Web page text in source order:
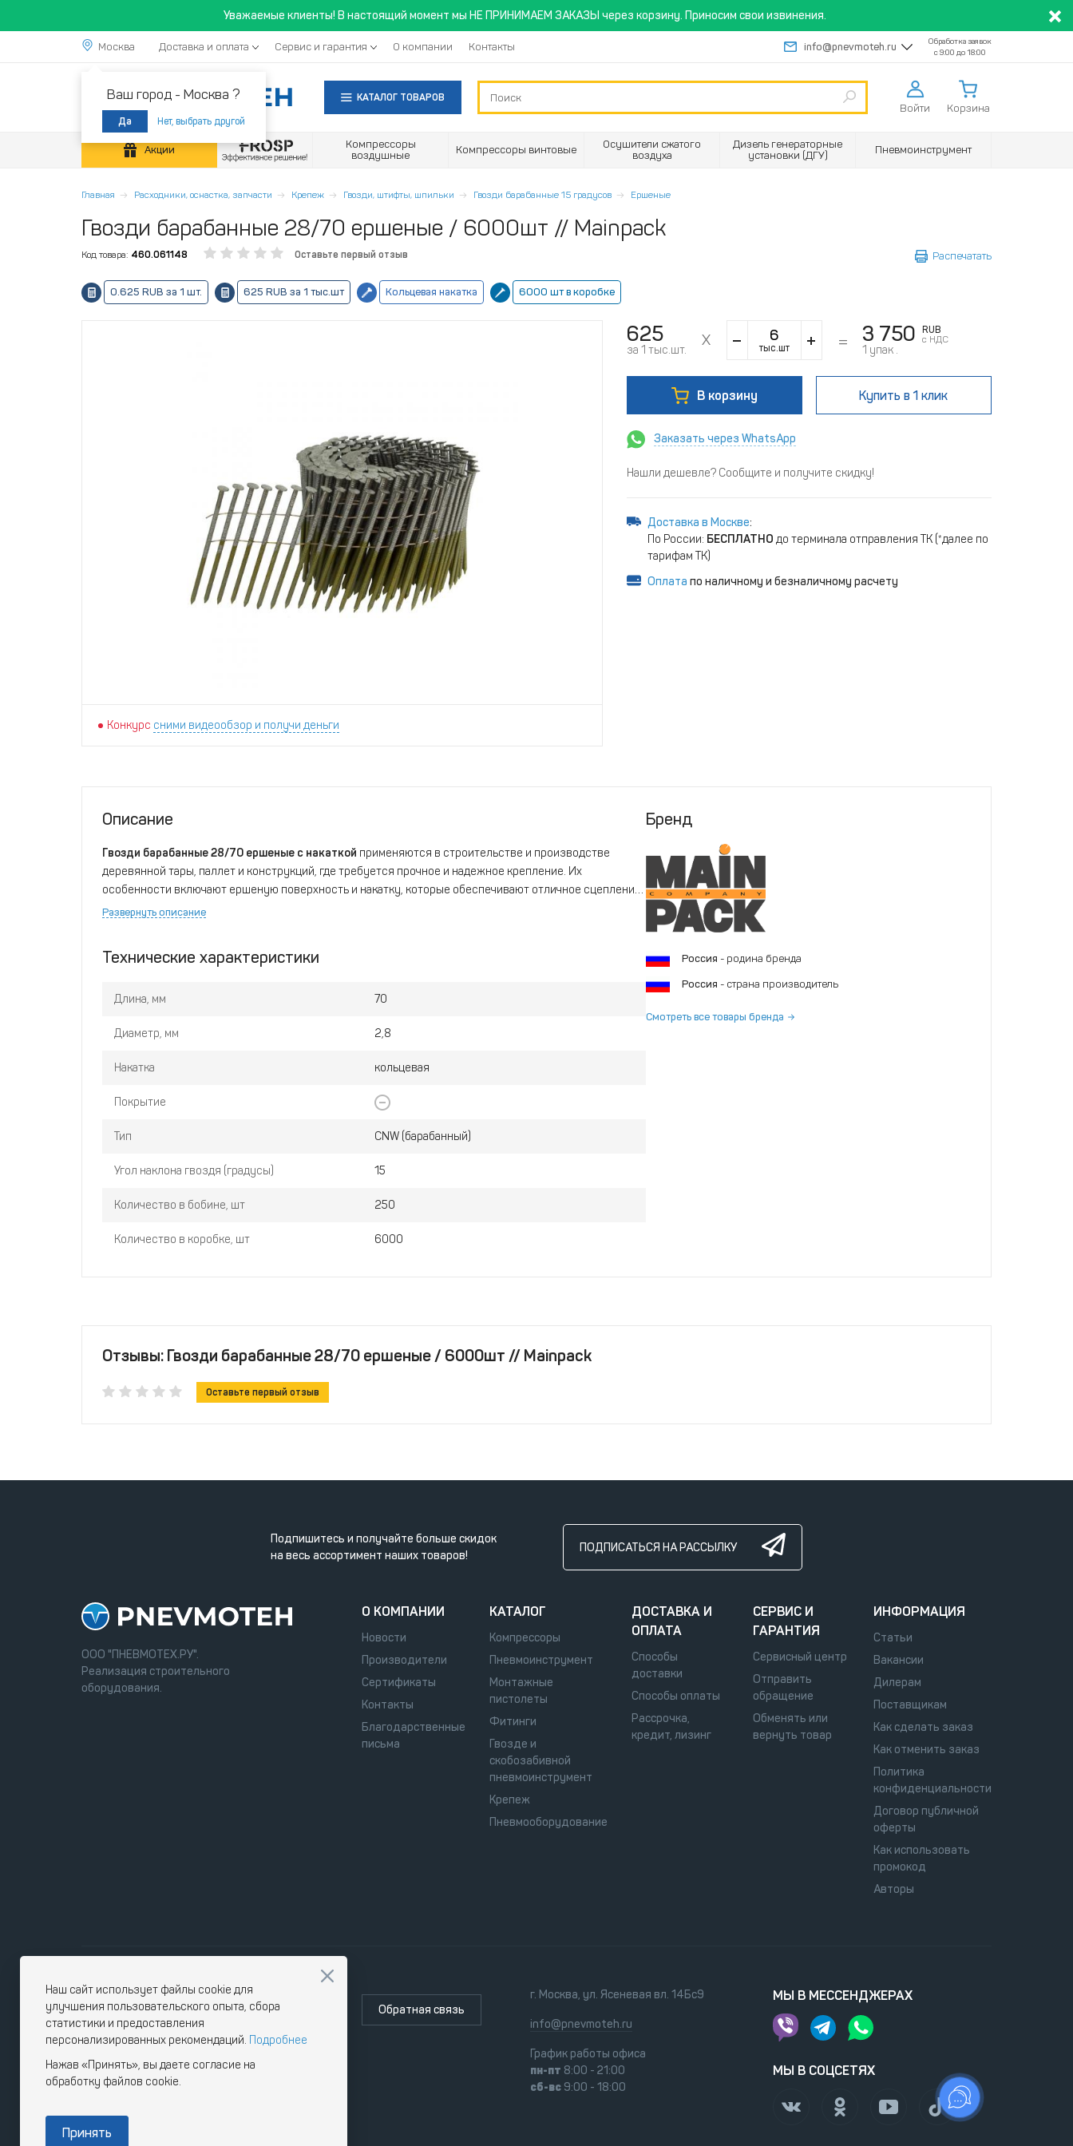
Уважаемые клиенты! В настоящий момент мы НЕ ПРИНИМАЕМ ЗАКАЗЫ через корзину. Приносим свои извинения.
Москва
Ваш город - Москва ?
Да Нет, выбрать другой
Доставка и оплата Сервис и гарантия О компании Контакты info@pnevmoteh.ru
Обработка заявок
с 9:00 до 18:00
КАТАЛОГ ТОВАРОВ
Войти Корзина
Акции
Компрессоры
воздушные
Компрессоры винтовые
Осушители сжатого
воздуха
Дизель генераторные
установки (ДГУ)
Пневмоинструмент
Главная Расходники, оснастка, запчасти Крепеж Гвозди, штифты, шпильки Гвозди барабанные 15 градусов Ершеные
Гвозди барабанные 28/70 ершеные / 6000шт // Mainpack
Код товара: 460.061148 Оставьте первый отзыв Распечатать
0.625 RUB за 1 шт. 625 RUB за 1 тыс.шт Кольцевая накатка 6000 шт в коробке
Конкурс сними видеообзор и получи деньги
625
за 1 тыс.шт. тыс.шт
3 750
RUB
с НДС
1 упак .
В корзину Купить в 1 клик
Заказать через WhatsApp
Нашли дешевле? Сообщите и получите скидку!
Доставка в Москве:
По России: БЕСПЛАТНО до терминала отправления ТК (*далее по
тарифам ТК)
Оплата по наличному и безналичному расчету
Описание
Гвозди барабанные 28/70 ершеные с накаткой применяются в строительстве и производстве
деревянной тары, паллет и конструкций, где требуется прочное и надежное крепление. Их
особенности включают ершеную поверхность и накатку, которые обеспечивают отличное сцепление
с материалом и повышают прочность соединений, что делает их идеальными для эксплуатации в
Развернуть описание
Технические характеристики
Длина, мм 70
Диаметр, мм 2,8
Накатка кольцевая
Покрытие
Тип CNW (барабанный)
Угол наклона гвоздя (градусы) 15
Количество в бобине, шт 250
Количество в коробке, шт 6000
Бренд
Россия - родина бренда
Россия - страна производитель
Смотреть все товары бренда
Отзывы: Гвозди барабанные 28/70 ершеные / 6000шт // Mainpack
Оставьте первый отзыв
Подпишитесь и получайте больше скидок
на весь ассортимент наших товаров!
ПОДПИСАТЬСЯ НА РАССЫЛКУ
ООО "ПНЕВМОТЕХ.РУ".
Реализация строительного
оборудования.
О КОМПАНИИ
Новости
Производители
Сертификаты
Контакты
Благодарственные
письма
КАТАЛОГ
Компрессоры
Пневмоинструмент
Монтажные
пистолеты
Фитинги
Гвозде и
скобозабивной
пневмоинструмент
Крепеж
Пневмооборудование
ДОСТАВКА И
ОПЛАТА
Способы
доставки
Способы оплаты
Рассрочка,
кредит, лизинг
СЕРВИС И
ГАРАНТИЯ
Сервисный центр
Отправить
обращение
Обменять или
вернуть товар
ИНФОРМАЦИЯ
Статьи
Вакансии
Дилерам
Поставщикам
Как сделать заказ
Как отменить заказ
Политика
конфиденциальности
Договор публичной
оферты
Как использовать
промокод
Авторы
Обратная связь
г. Москва, ул. Ясеневая вл. 14Бс9
info@pnevmoteh.ru
График работы офиса
пн-пт 8:00 - 21:00
сб-вс9:00 - 18:00
МЫ В МЕССЕНДЖЕРАХ
МЫ В СОЦСЕТЯХ
Наш сайт использует файлы cookie для
улучшения пользовательского опыта, сбора
статистики и предоставления
персонализированных рекомендаций. Подробнее
Нажав «Принять», вы даете согласие на
обработку файлов cookie.
Принять